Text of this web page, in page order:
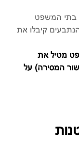
בתי המשפט
ולוודא שכל הנתבעים קיבלו את
מטיל את
המסירה) על